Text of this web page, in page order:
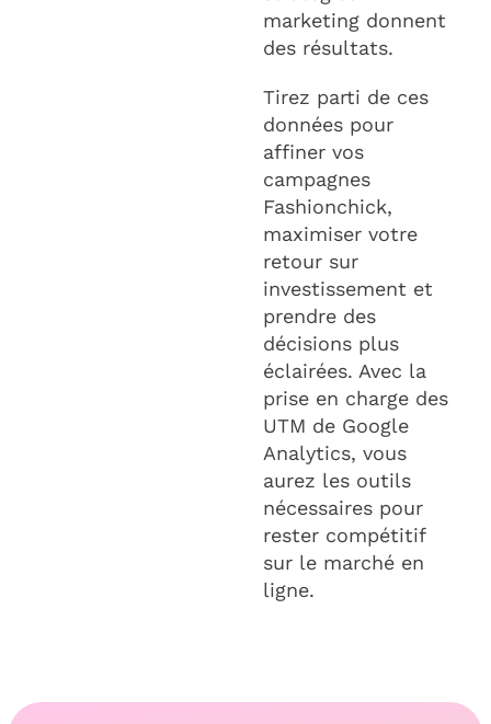
marketing donnent
des résultats.
Tirez parti de ces
données pour
affiner vos
campagnes
Fashionchick,
maximiser votre
retour sur
investissement et
prendre des
décisions plus
éclairées. Avec la
prise en charge des
UTM de Google
Analytics, vous
aurez les outils
nécessaires pour
rester compétitif
sur le marché en
ligne.